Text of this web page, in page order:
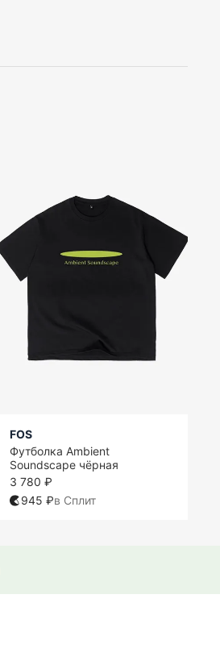
FOS
Футболка Ambient
Soundscape чёрная
3 780 ₽
945 ₽в Сплит